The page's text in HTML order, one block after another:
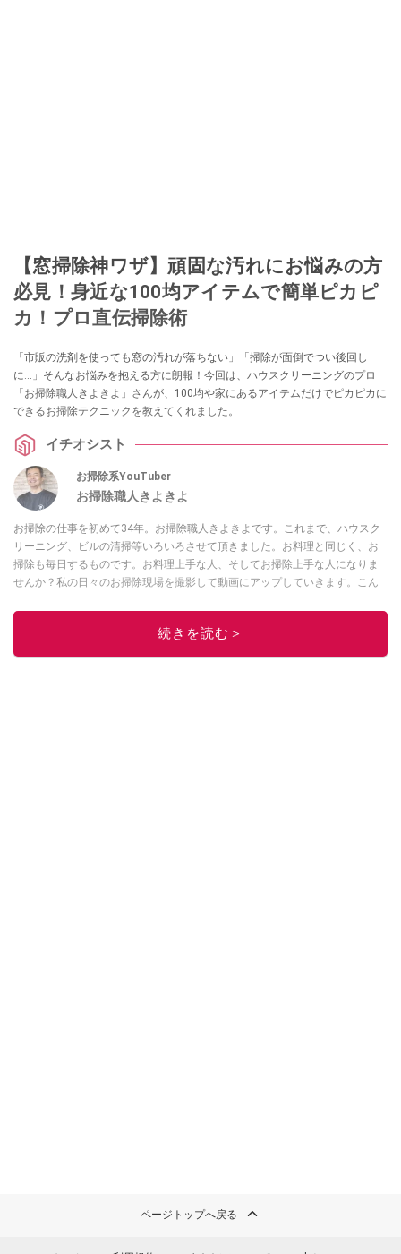
【窓掃除神ワザ】頑固な汚れにお悩みの方
必見！身近な100均アイテムで簡単ピカピ
カ！プロ直伝掃除術
「市販の洗剤を使っても窓の汚れが落ちない」「掃除が面倒でつい後回し
に…」そんなお悩みを抱える方に朗報！今回は、ハウスクリーニングのプロ
「お掃除職人きよきよ」さんが、100均や家にあるアイテムだけでピカピカに
できるお掃除テクニックを教えてくれました。
イチオシスト
お掃除系YouTuber
お掃除職人きよきよ
お掃除の仕事を初めて34年。お掃除職人きよきよです。これまで、ハウスク
リーニング、ビルの清掃等いろいろさせて頂きました。お料理と同じく、お
掃除も毎日するものです。お料理上手な人、そしてお掃除上手な人になりま
せんか？私の日々のお掃除現場を撮影して動画にアップしていきます。こん
チラ！
続きを読む＞
ページトップへ戻る